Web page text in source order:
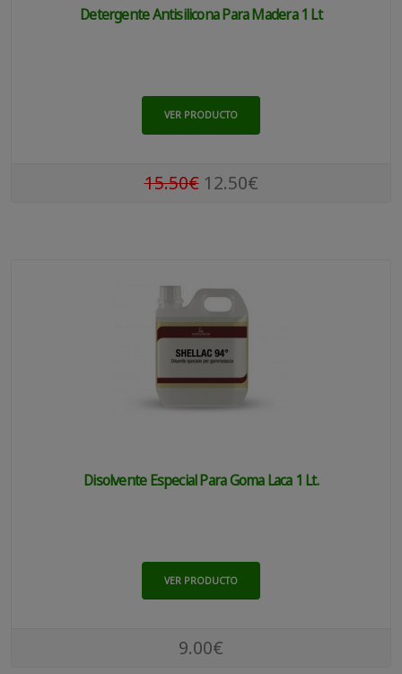
Detergente Antisilicona Para Madera 1 Lt
VER PRODUCTO
15.50€12.50€
Disolvente Especial Para Goma Laca 1 Lt.
VER PRODUCTO
9.00€